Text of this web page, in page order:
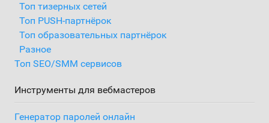
Топ тизерных сетей
Топ PUSH-партнёрок
Топ образовательных партнёрок
Разное
Топ SEO/SMM сервисов
Инструменты для вебмастеров
Генератор паролей онлайн